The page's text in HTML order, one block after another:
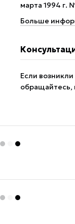
марта 1994 г.
Больше
Если
обращайтесь,